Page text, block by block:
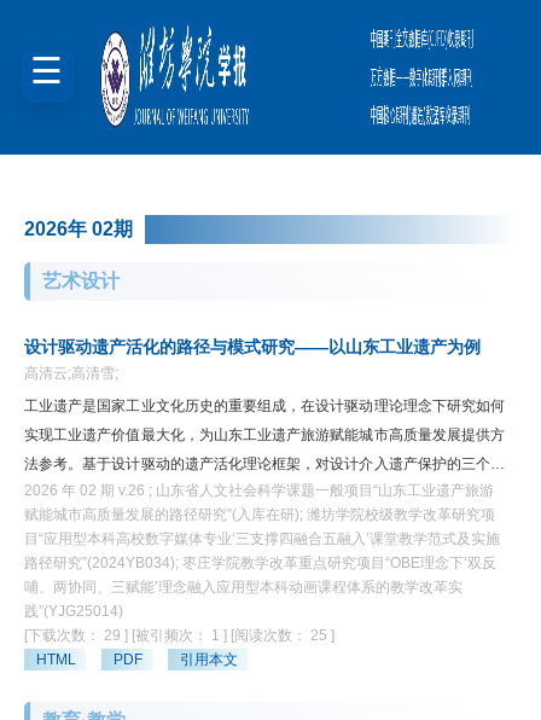
2026年 02期
艺术设计
设计驱动遗产活化的路径与模式研究——以山东工业遗产为例
高清云;高清雪;
工业遗产是国家工业文化历史的重要组成，在设计驱动理论理念下研究如何
实现工业遗产价值最大化，为山东工业遗产旅游赋能城市高质量发展提供方
法参考。基于设计驱动的遗产活化理论框架，对设计介入遗产保护的三个维
度、工业遗产的设计价值挖掘、山东工业遗产的资源分类进行分析与归纳，
从设计策略框架与具体实施路径构建设计驱动的活化路径。研究得出设计导
向的山东工业遗产活化特色模式构建实践路径。第一，山东工业遗产具有相
对的多元性与层次性，主要分为重工业遗产、轻工业遗产和特色工业遗产；
第二，山东工业遗产实践探索形成了多种特色模式；第三，设计的赋能机制
是多方面、多层次的，设计介入遗产活化要遵从一定的梯度策略，以保护为
基底，以再生激活遗产潜力，以创新吸引公众互动。
2026 年 02 期 v.26 ; 山东省人文社会科学课题一般项目“山东工业遗产旅游
赋能城市高质量发展的路径研究”(入库在研); 潍坊学院校级教学改革研究项
目“应用型本科高校数字媒体专业‘三支撑四融合五融入’课堂教学范式及实施
路径研究”(2024YB034); 枣庄学院教学改革重点研究项目“OBE理念下‘双反
哺、两协同、三赋能’理念融入应用型本科动画课程体系的教学改革实
践”(YJG25014)
[下载次数： 29 ] [被引频次： 1 ] [阅读次数： 25 ]
HTML
PDF 引用本文